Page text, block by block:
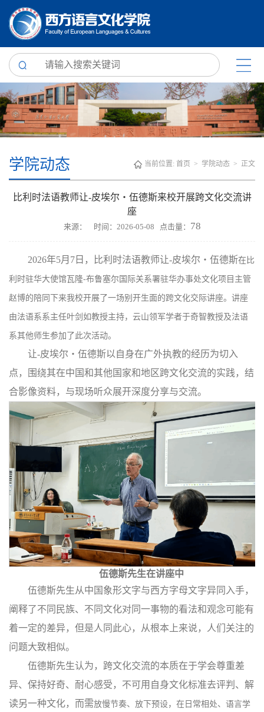
当前位置: 首页 > 学院动态 > 正文
学院动态
比利时法语教师让-皮埃尔・伍德斯来校开展跨文化交流讲
座
来源： 时间：2026-05-08 点击量： 78
2026年5月7日，比利时法语教师让-皮埃尔・伍德斯在比
利时驻华大使馆瓦隆-布鲁塞尔国际关系署驻华办事处文化项目主管
赵博的陪同下来我校开展了一场别开生面的跨文化交际讲座。讲座
由法语系系主任叶剑如教授主持，云山领军学者于奇智教授及法语
系其他师生参加了此次活动。
让-皮埃尔・伍德斯以自身在广外执教的经历为切入
点，围绕其在中国和其他国家和地区 跨文化交流的实践 ， 结
合影像资料，与现场听众展开深度分享与交流。
伍德斯先生在讲座中
伍德斯先生从中国象形文字与西方字母文字异同入手，
阐释了不同民族、不同文化对同一事物的看法和观念可能有
着一定的差异，但是人同此心，从根本上来说，人们关注的
问题大致相似。
伍德斯先生认为 ，跨文化交流的本质在于学会尊重差
异、保持好奇、耐心感受，不可用自身文化标准去评判、解
读另一种文化， 而需放慢节奏、放下预设，在日常相处、语言学